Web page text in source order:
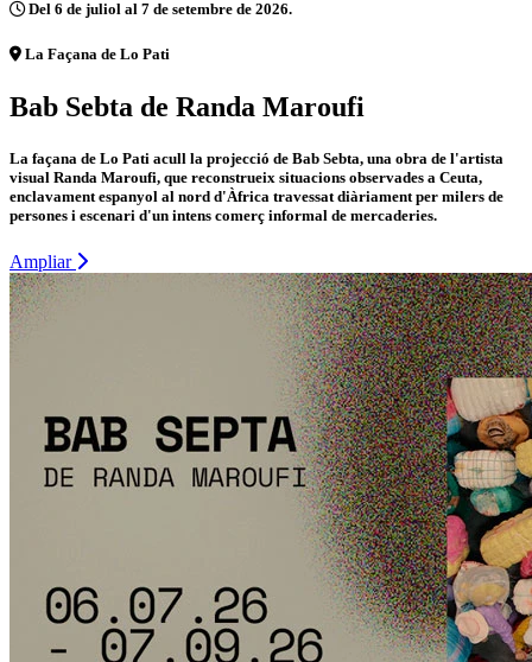
Del 6 de juliol al 7 de setembre de 2026.
La Façana de Lo Pati
Bab Sebta de Randa Maroufi
La façana de Lo Pati acull la projecció de Bab Sebta, una obra de l'artista
visual Randa Maroufi, que reconstrueix situacions observades a Ceuta,
enclavament espanyol al nord d'Àfrica travessat diàriament per milers de
persones i escenari d'un intens comerç informal de mercaderies.
Ampliar